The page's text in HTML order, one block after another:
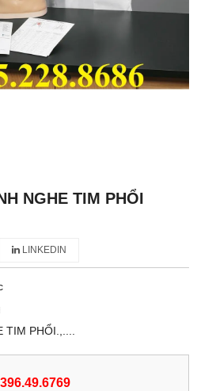
NGHE TIM PHỔI
LINKEDIN
TIM PHỔI.,....